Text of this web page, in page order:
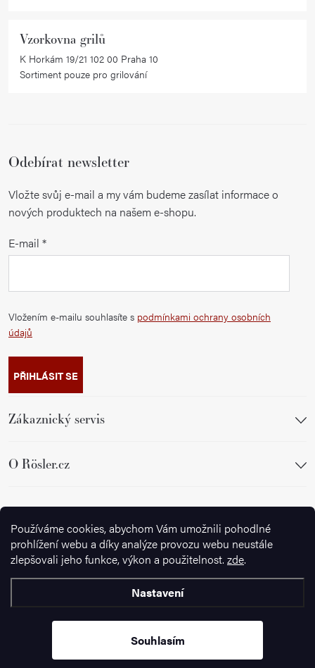
Používáme cookies, abychom Vám umožnili pohodlné
prohlížení webu a díky analýze provozu webu neustále
zlepšovali jeho funkce, výkon a použitelnost. zde.
Nastavení
Souhlasím
Vzorkovna grilů
K Horkám 19/21 102 00 Praha 10
Sortiment pouze pro grilování
Odebírat newsletter
Vložte svůj e-mail a my vám budeme zasílat informace o
nových produktech na našem e-shopu.
E-mail
Vložením e-mailu souhlasíte s podmínkami ochrany osobních
údajů
PŘIHLÁSIT SE
Zákaznický servis
O Rösler.cz
Sledujte nás
nastavení cookies